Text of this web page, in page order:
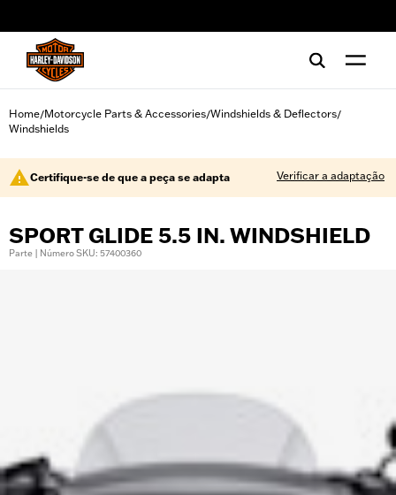
Home/Motorcycle Parts & Accessories/Windshields & Deflectors/
Windshields
Certifique-se de que a peça se adapta Verificar a adaptação
SPORT GLIDE 5.5 IN. WINDSHIELD
Parte | Número SKU: 57400360